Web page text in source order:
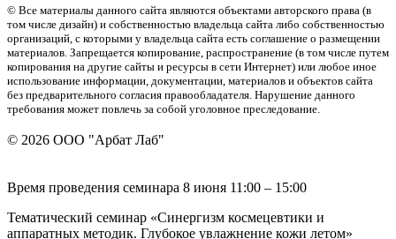
© Все материалы данного сайта являются объектами авторского права (в
том числе дизайн) и собственностью владельца сайта либо собственностью
организаций, с которыми у владельца сайта есть соглашение о размещении
материалов. Запрещается копирование, распространение (в том числе путем
копирования на другие сайты и ресурсы в сети Интернет) или любое иное
использование информации, документации, материалов и объектов сайта
без предварительного согласия правообладателя. Нарушение данного
требования может повлечь за собой уголовное преследование.
© 2026 ООО "Арбат Лаб"
Время проведения семинара 8 июня 11:00 – 15:00
Тематический семинар «Синергизм космецевтики и
аппаратных методик. Глубокое увлажнение кожи летом»